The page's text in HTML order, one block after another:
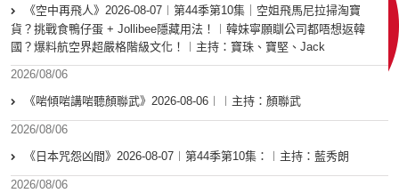
《空中再飛人》2026-08-07︱第44季第10集｜空姐飛馬尼拉掃淘寶
貨？挑戰食鴨仔蛋 + Jollibee隱藏用法！︱韓妹寧願瞓公司都唔想返韓
國？爆料航空界超嚴格階級文化！︱主持：寶珠、寶堅、Jack
2026/08/06
《啱傾啱講啱聽顏聯武》2026-08-06︱︱主持：顏聯武
2026/08/06
《日本咒怨凶間》2026-08-07︱第44季第10集：︱主持：藍秀朗
2026/08/06